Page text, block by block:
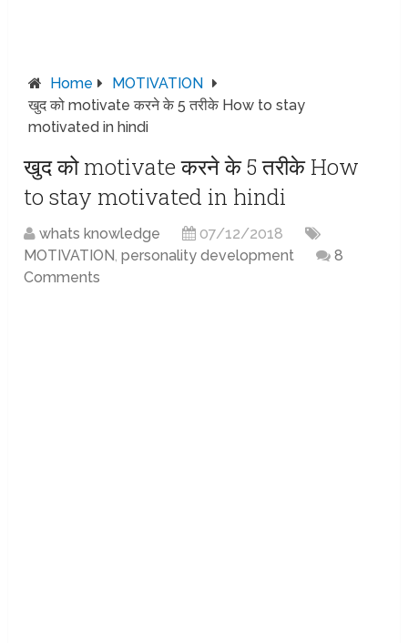
Home
MOTIVATION
खुद को motivate करने के 5 तरीके How to stay
motivated in hindi
खुद को motivate करने के 5 तरीके How
to stay motivated in hindi
whats knowledge
07/12/2018
MOTIVATION,personality development
8
Comments